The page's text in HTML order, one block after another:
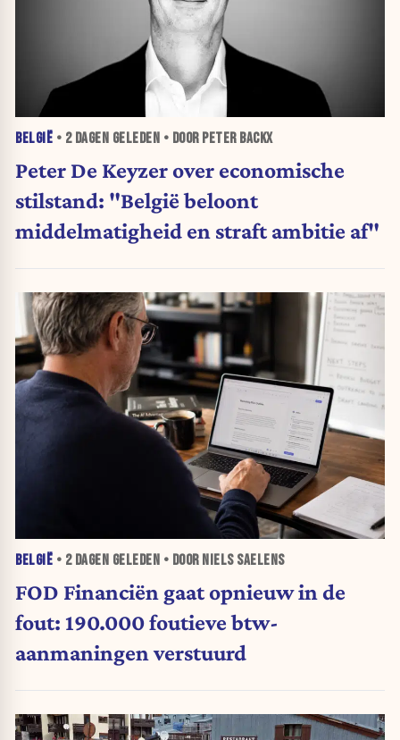
BELGIË • 2 DAGEN GELEDEN • DOOR PETER BACKX
Peter De Keyzer over economische
stilstand: "België beloont
middelmatigheid en straft ambitie af"
BELGIË • 2 DAGEN GELEDEN • DOOR NIELS SAELENS
FOD Financiën gaat opnieuw in de
fout: 190.000 foutieve btw-
aanmaningen verstuurd